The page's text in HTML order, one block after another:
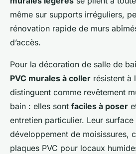
même sur supports irréguliers,
rénovation rapide de murs
d’accès.
Pour la décoration de salle de
PVC murales à coller résistent à
distinguent comme revêtement
bain : elles sont faciles à poser
entretien particulier. Leur
développement de moisissures,
plaques PVC pour locaux